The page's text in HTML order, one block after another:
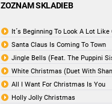
ZOZNAM SKLADIEB
It´s Beginning To Look A Lot
Santa Claus Is Coming To Town
Jingle Bells (Feat. The Puppini
White Christmas (Duet With
All I Want For Christmas Is You
Holly Jolly Christmas